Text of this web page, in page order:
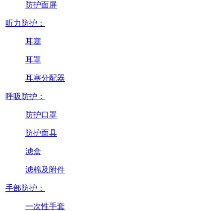
防护面屏
听力防护：
耳塞
耳罩
耳塞分配器
呼吸防护：
防护口罩
防护面具
滤盒
滤棉及附件
手部防护：
一次性手套